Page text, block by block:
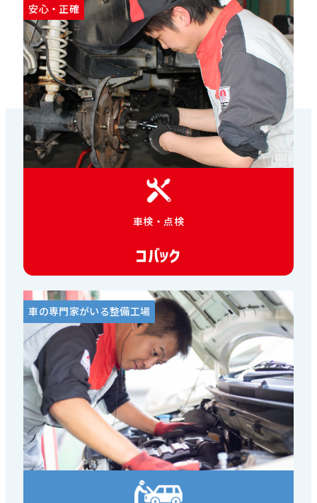
安心・正確
車検・点検
コバック
車の専門家がいる整備工場